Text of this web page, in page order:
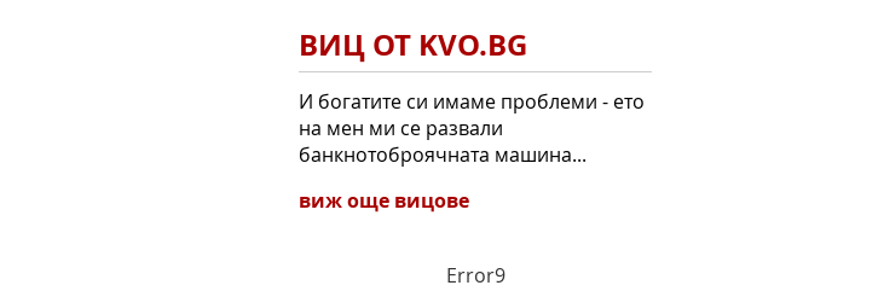
ВИЦ ОТ KVO.BG
И богатите си имаме проблеми - ето
на мен ми се развали
банкнотоброячната машина...
виж още вицове
Error9